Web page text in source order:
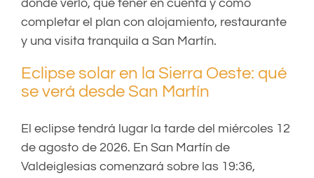
dónde verlo, qué tener en cuenta y cómo
completar el plan con alojamiento, restaurante
y una visita tranquila a San Martín.
Eclipse solar en la Sierra Oeste: qué
se verá desde San Martín
El eclipse tendrá lugar la tarde del miércoles 12
de agosto de 2026. En San Martín de
Valdeiglesias comenzará sobre las 19:36,